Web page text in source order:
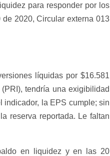
para responder por los
2020, Circular externa 013
líquidas por $16.581
tendría una exigibilidad
indicador, la EPS cumple; sin
reserva reportada. Le faltan
en liquidez y en las 20